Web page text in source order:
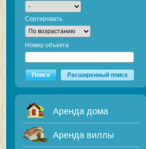
Сортировать
Номер объекта
Поиск Расширенный поиск
Аренда дома
Аренда виллы